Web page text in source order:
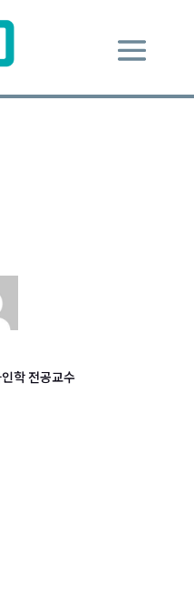
학 전공교수